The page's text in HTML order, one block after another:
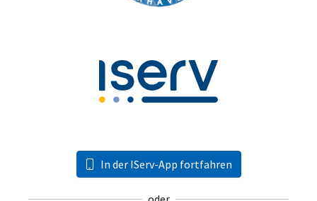
In der IServ-App fortfahren